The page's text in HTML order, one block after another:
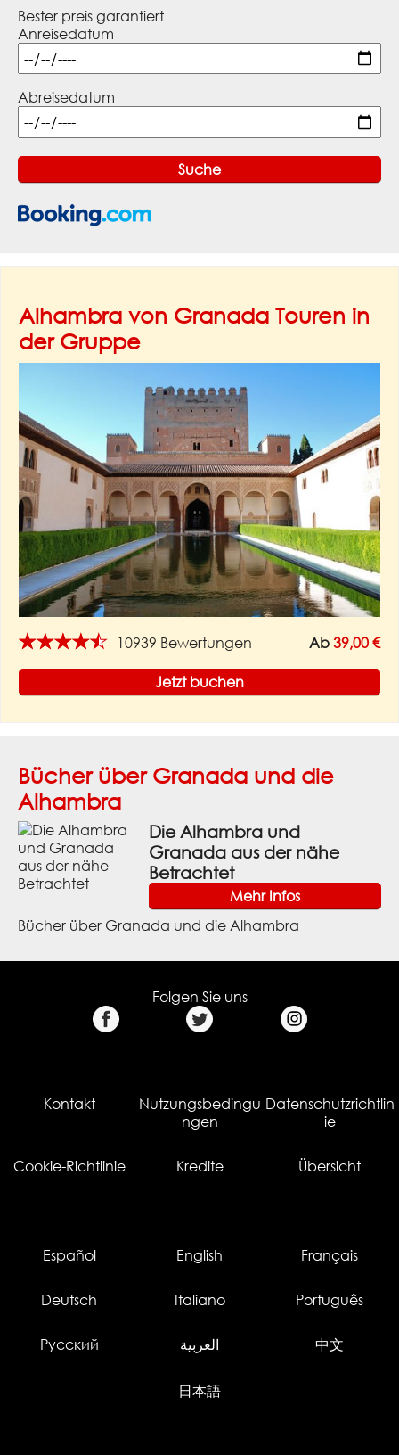
Bester preis garantiert
Anreisedatum
Abreisedatum
Alhambra von Granada Touren in
der Gruppe
★★★★★ 10939 Bewertungen Ab 39,00 €
Jetzt buchen
Bücher über Granada und die
Alhambra
Die Alhambra und
Granada aus der nähe
Betrachtet
Mehr Infos
Bücher über Granada und die Alhambra
Folgen Sie uns
Kontakt
Nutzungsbedingu
ngen
Datenschutzrichtlin
ie
Cookie-Richtlinie Kredite Übersicht
Español English Français
Deutsch Italiano Português
Русский العربية 中文
日本語